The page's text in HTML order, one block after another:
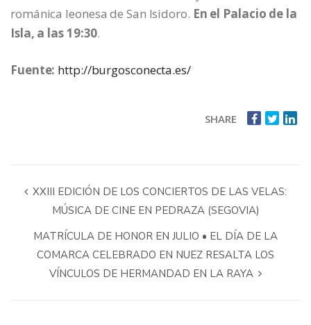
románica leonesa de San Isidoro. En el Palacio de la
Isla, a las 19:30.
Fuente: http://burgosconecta.es/
SHARE
XXIII EDICIÓN DE LOS CONCIERTOS DE LAS VELAS:
MÚSICA DE CINE EN PEDRAZA (SEGOVIA)
MATRÍCULA DE HONOR EN JULIO • EL DÍA DE LA
COMARCA CELEBRADO EN NUEZ RESALTA LOS
VÍNCULOS DE HERMANDAD EN LA RAYA